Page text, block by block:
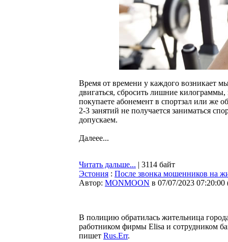
Время от времени у каждого возникает
двигаться, сбросить лишние
покупаете абонемент в спортзал или же
2-3 занятий не получается заниматься
допускаем.
Далеее...
Читать дальше... | 3114 байт
Эстония : После звонка мошенников на
Автор: MONMOON в 07/07/2023 07:20:00
В полицию обратилась жительница
работником фирмы Elisa и сотрудником
пишет Rus.Err.